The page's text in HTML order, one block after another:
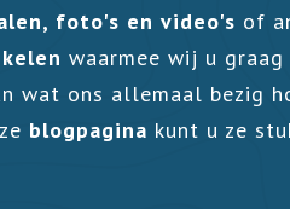
foto's en video's of
waarmee wij u graag
wat ons allemaal bezig
blogpagina kunt u ze